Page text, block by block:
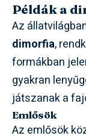
Példák a
Az
dimorfia,
formákban
gyakran
játszanak a
Emlősök
Az emlősök